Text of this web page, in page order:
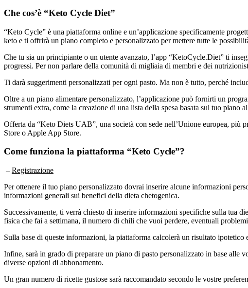
Che cos’è “Keto Cycle Diet”
“Keto Cycle” è una piattaforma online e un’applicazione specificamente
keto e ti offrirà un piano completo e personalizzato per mettere tutte le
Che tu sia un principiante o un utente avanzato, l’app “KetoCycle.Diet” ti
progressi. Per non parlare della comunità di migliaia di membri e dei
Ti darà suggerimenti personalizzati per ogni pasto. Ma non è tutto, perché
Oltre a un piano alimentare personalizzato, l’applicazione può fornirti un
strumenti extra, come la creazione di una lista della spesa basata sul tuo piano
Offerta da “Keto Diets UAB”, una società con sede nell’Unione europea, più
Store o Apple App Store.
Come funziona la piattaforma “Keto Cycle”?
– Registrazione
Per ottenere il tuo piano personalizzato dovrai inserire alcune informazioni
informazioni generali sui benefici della dieta chetogenica.
Successivamente, ti verrà chiesto di inserire informazioni specifiche sulla tua
fisica che fai a settimana, il numero di chili che vuoi perdere, eventuali
Sulla base di queste informazioni, la piattaforma calcolerà un risultato
Infine, sarà in grado di preparare un piano di pasto personalizzato in base alle
diverse opzioni di abbonamento.
Un gran numero di ricette gustose sarà raccomandato secondo le vostre